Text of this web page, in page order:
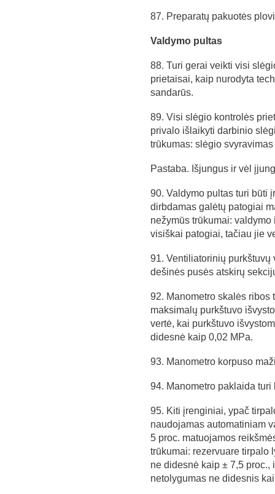
87. Preparatų pakuotės
Valdymo pultas
88. Turi gerai veikti visi
prietaisai, kaip nurodyta
sandarūs.
89. Visi slėgio kontrolės
privalo išlaikyti darbinio
trūkumas: slėgio
Pastaba. Išjungus ir vėl
90. Valdymo pultas turi būti
dirbdamas galėtų patogiai
nežymūs trūkumai:
visiškai patogiai, tačiau jie
91. Ventiliatorinių purkštuvų
dešinės pusės atskirų
92. Manometro skalės ribos
maksimalų purkštuvo
vertė, kai purkštuvo
didesnė kaip 0,02 MPa.
93. Manometro korpuso
94. Manometro paklaida
95. Kiti įrenginiai, ypač
naudojamas automatiniam
5 proc. matuojamos
trūkumai: rezervuare tirpalo
ne didesnė kaip ± 7,5
netolygumas ne didesnis